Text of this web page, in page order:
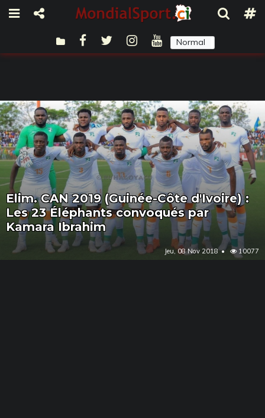
Normal
Elim. CAN 2019 (Guinée-Côte d'Ivoire) :
Les 23 Éléphants convoqués par
Kamara Ibrahim
Jeu, 08 Nov 2018 10077